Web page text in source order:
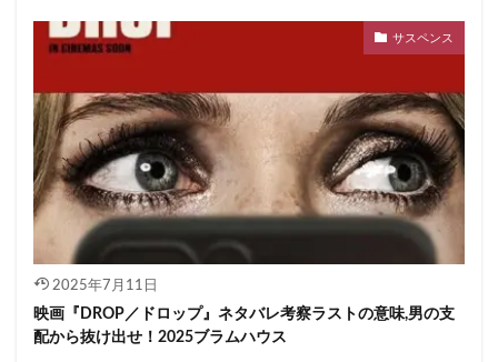
サスペンス
2025年7月11日
映画『DROP／ドロップ』ネタバレ考察ラストの意味,男の支
配から抜け出せ！2025ブラムハウス